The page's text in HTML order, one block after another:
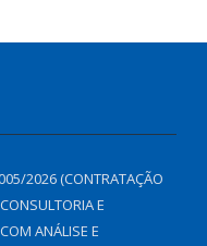
2026 (CONTRATAÇÃO
E
ANÁLISE E